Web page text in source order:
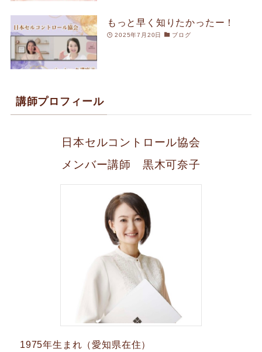
もっと早く知りたかったー！
2025年7月20日 ブログ
講師プロフィール
日本セルコントロール協会
メンバー講師 黒木可奈子
1975年生まれ（愛知県在住）